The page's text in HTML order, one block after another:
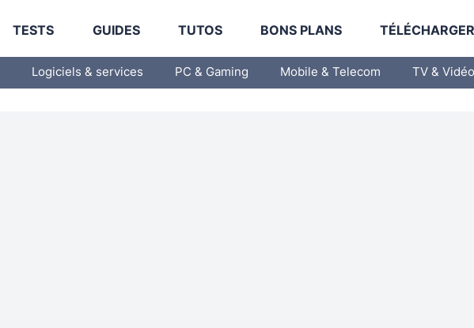
TESTS GUIDES TUTOS BONS PLANS
Logiciels & services PC & Gaming Mobile & Telecom TV & Vidéo